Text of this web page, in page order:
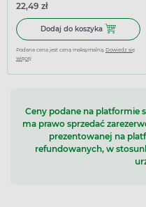
22,49 zł
Dodaj do koszyka Dodaj do
Podana cena jest ceną maksymalną. Dowiedz się
więcej
Ceny podane na platformie
ma prawo sprzedać
prezentowanej na
refundowanych, w